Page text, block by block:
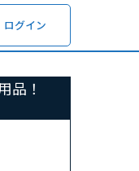
ログイン
品！